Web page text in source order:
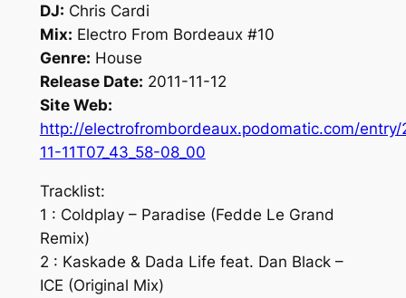
DJ: Chris Cardi
Mix: Electro From Bordeaux #10
Genre: House
Release Date: 2011-11-12
Site Web:
http://electrofrombordeaux.podomatic.com/entry/
11-11T07_43_58-08_00
Tracklist:
1 : Coldplay – Paradise (Fedde Le Grand
Remix)
2 : Kaskade & Dada Life feat. Dan Black –
ICE (Original Mix)